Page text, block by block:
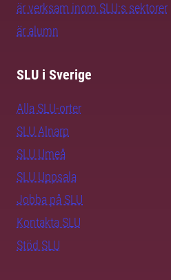
är verksam inom SLU:s sektorer
är alumn
SLU i Sverige
Alla SLU-orter
SLU Alnarp
SLU Umeå
SLU Uppsala
Jobba på SLU
Kontakta SLU
Stöd SLU